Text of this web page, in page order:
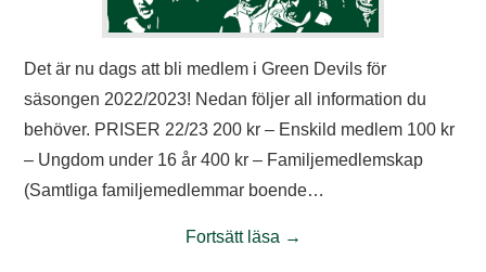
Det är nu dags att bli medlem i Green Devils för
säsongen 2022/2023! Nedan följer all information du
behöver. PRISER 22/23 200 kr – Enskild medlem 100 kr
– Ungdom under 16 år 400 kr – Familjemedlemskap
(Samtliga familjemedlemmar boende…
Fortsätt läsa →